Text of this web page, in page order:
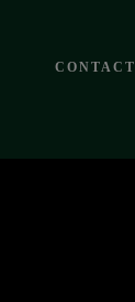
CONTACT